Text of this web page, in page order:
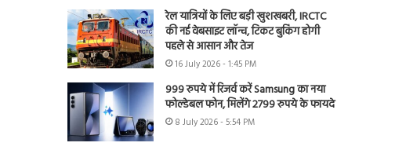
रेल यात्रियों के लिए बड़ी खुशखबरी, IRCTC
की नई वेबसाइट लॉन्च, टिकट बुकिंग होगी
पहले से आसान और तेज
16 July 2026 - 1:45 PM
999 रुपये में रिजर्व करें Samsung का नया
फोल्डेबल फोन, मिलेंगे 2799 रुपये के फायदे
8 July 2026 - 5:54 PM